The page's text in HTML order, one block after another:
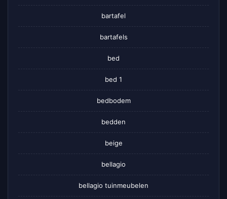
bartafel
bartafels
bed
bed 1
bedbodem
bedden
beige
bellagio
bellagio tuinmeubelen